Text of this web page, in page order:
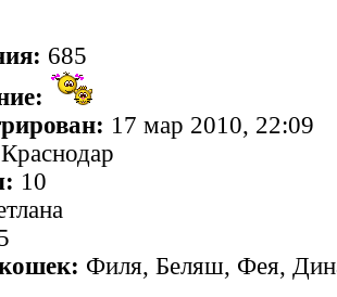
685
17 мар 2010, 22:09
Краснодар
10
Филя, Беляш, Фея,